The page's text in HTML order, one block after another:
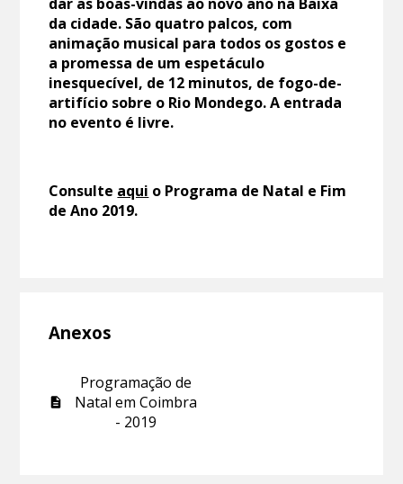
da cidade. São quatro palcos, com
animação musical para todos os gostos e
a promessa de um espetáculo
inesquecível, de 12 minutos, de fogo-de-
artifício sobre o Rio Mondego. A entrada
no evento é livre.
Consulte aqui o Programa de Natal e Fim
de Ano 2019.
Anexos
Programação de
Natal em Coimbra
- 2019